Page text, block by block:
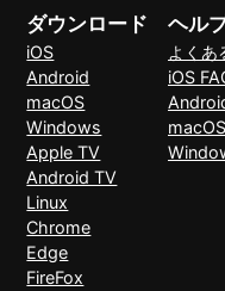
ダウンロード
iOS
Android
macOS
Windows
Apple TV
Android TV
Linux
Chrome
Edge
FireFox
ヘル
よくあ
iOS